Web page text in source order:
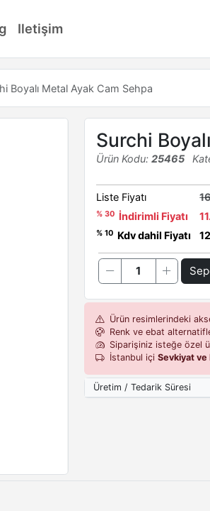
Iletişim
Boyalı Metal Ayak Cam Sehpa
Surchi
Ürün Kodu: 25465
Liste Fiyatı
% 30 İndirimli Fiyatı
% 10 Kdv dahil Fiyatı
Ürün resimlerindeki
Renk ve ebat
Siparişiniz isteğe özel
İstanbul içiSevkiyat ve
Üretim / Tedarik Süresi